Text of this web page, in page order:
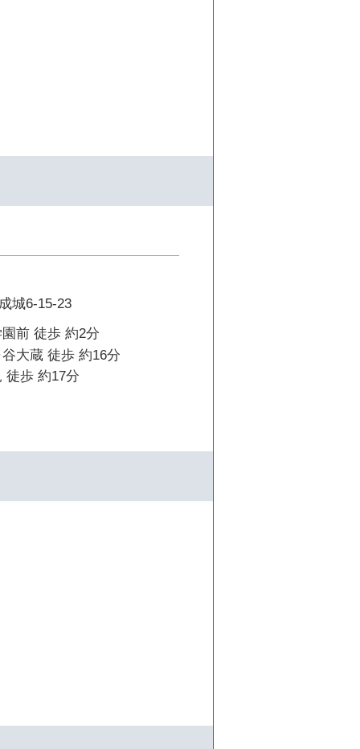
城6-15-23
前 徒歩 約2分
大蔵 徒歩 約16分
徒歩 約17分